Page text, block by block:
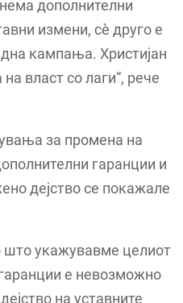
дополнителни
измени, сѐ друго е
кампања. Христијан
власт со лаги“, рече
за промена на
гаранции и
дејство се покажале
што укажувавме целиот
е невозможно
на уставните